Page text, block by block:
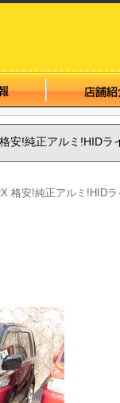
安!純正アルミ!HIDラ
格安!純正アルミ!HIDラ